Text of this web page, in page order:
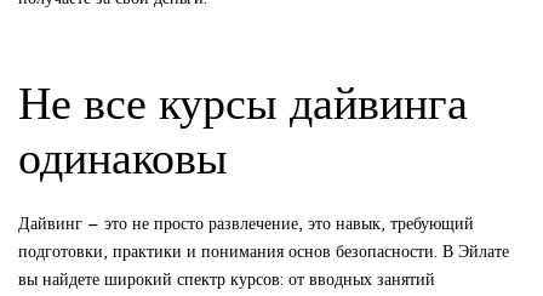
Не все курсы дайвинга
одинаковы
Дайвинг – это не просто развлечение, это навык, требующий
подготовки, практики и понимания основ безопасности. В Эйлате
вы найдете широкий спектр курсов: от вводных занятий